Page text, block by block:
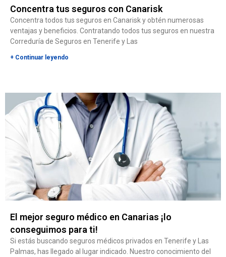
Concentra tus seguros con Canarisk
Concentra todos tus seguros en Canarisk y obtén numerosas
ventajas y beneficios. Contratando todos tus seguros en nuestra
Correduría de Seguros en Tenerife y Las
+ Continuar leyendo
El mejor seguro médico en Canarias ¡lo
conseguimos para ti!
Si estás buscando seguros médicos privados en Tenerife y Las
Palmas, has llegado al lugar indicado. Nuestro conocimiento del